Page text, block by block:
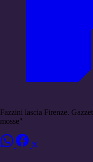
Fazzini lascia Firenze.
mosse"